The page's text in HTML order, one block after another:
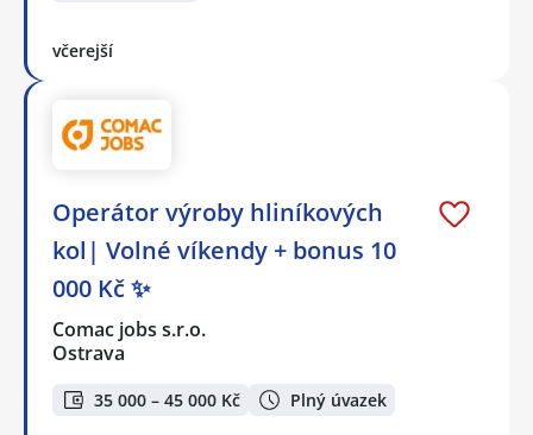
včerejší
Operátor výroby hliníkových
kol| Volné víkendy + bonus 10
000 Kč ✨
Comac jobs s.r.o.
Ostrava
35 000 – 45 000 Kč Plný úvazek